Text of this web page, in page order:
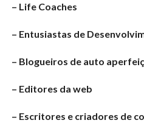
– Life Coaches
– Entusiastas de
– Blogueiros de auto
– Editores da web
– Escritores e criadores de